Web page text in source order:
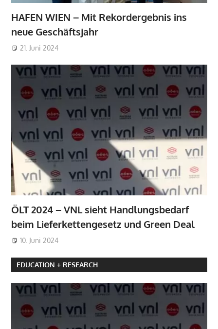
HAFEN WIEN – Mit Rekordergebnis ins
neue Geschäftsjahr
21. Juni 2024
ÖLT 2024 – VNL sieht Handlungsbedarf
beim Lieferkettengesetz und Green Deal
10. Juni 2024
EDUCATION + RESEARCH